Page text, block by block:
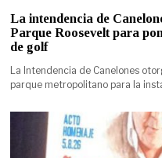
La intendencia de
Parque Roosevelt para
de golf
La Intendencia de Canelones
parque metropolitano para la